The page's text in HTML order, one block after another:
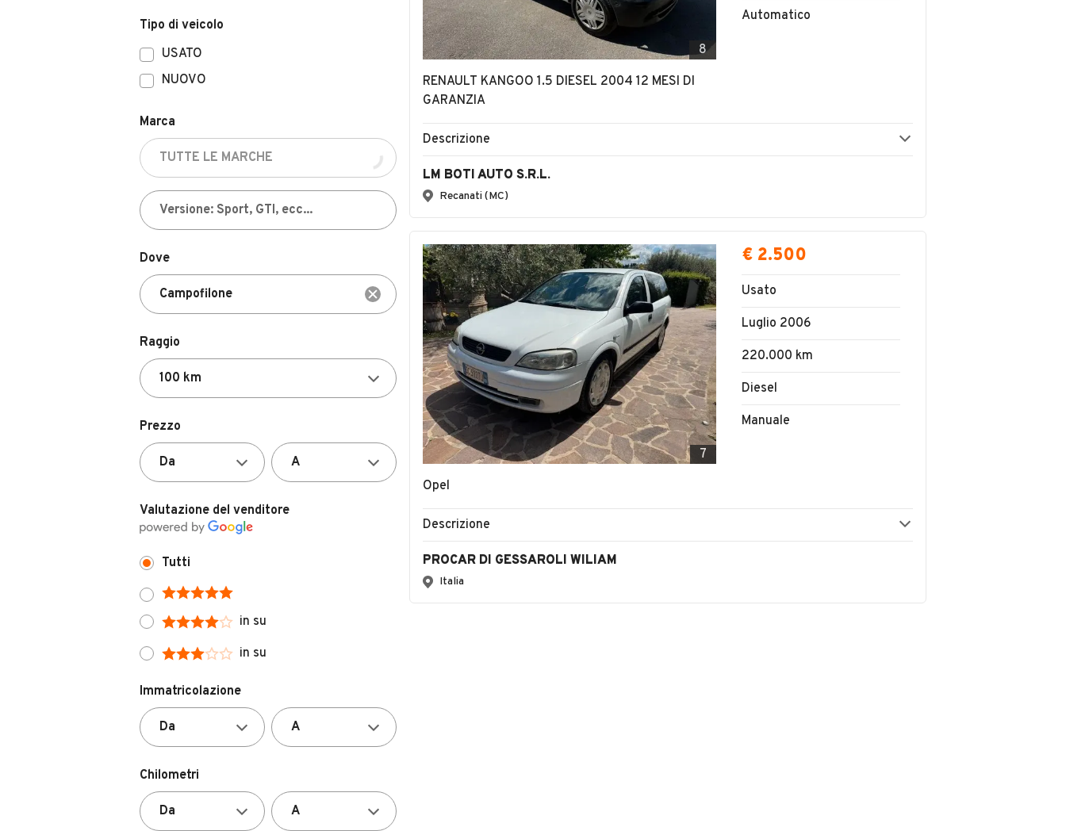
Tipo di veicolo
USATO
NUOVO
Marca
Dove
Raggio
Prezzo
Valutazione del venditore
Tutti
in su
in su
Immatricolazione
Chilometri
8
RENAULT KANGOO 1.5 DIESEL 2004 12 MESI DI
GARANZIA
Automatico
Descrizione
LM BOTI AUTO S.R.L.
Recanati (MC)
7
Opel
€ 2.500
Usato
Luglio 2006
220.000 km
Diesel
Manuale
Descrizione
PROCAR DI GESSAROLI WILIAM
Italia